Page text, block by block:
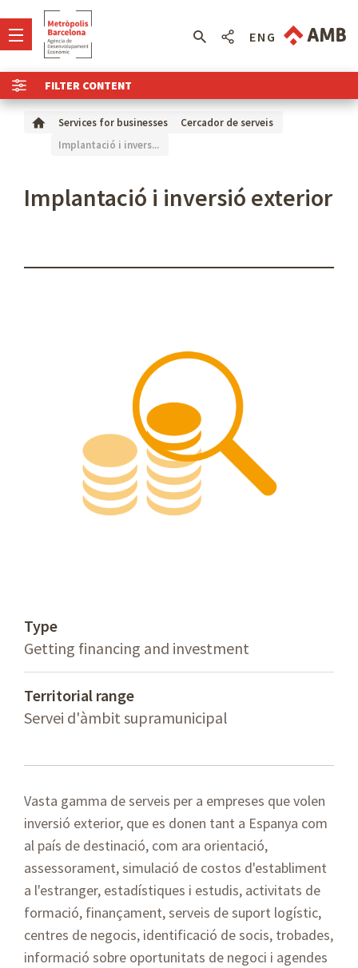
FILTER CONTENT
ENG
Services for businesses
Cercador de serveis
Implantació i invers...
Implantació i inversió exterior
Type
Getting financing and investment
Territorial range
Servei d'àmbit supramunicipal
Vasta gamma de serveis per a empreses que volen
inversió exterior, que es donen tant a Espanya com
al país de destinació, com ara orientació,
assessorament, simulació de costos d'establiment
a l'estranger, estadístiques i estudis, activitats de
formació, finançament, serveis de suport logístic,
centres de negocis, identificació de socis, trobades,
informació sobre oportunitats de negoci i agendes